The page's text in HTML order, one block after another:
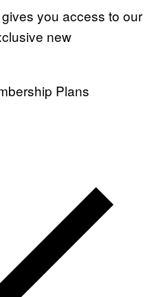
you access to our
new
Plans